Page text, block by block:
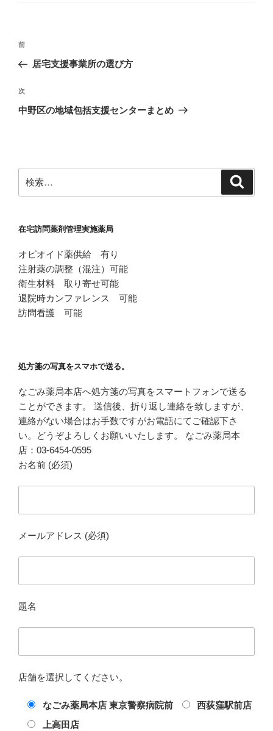
投
ナ
ビ
ゲ
ン
前
の
稿
前
居宅支援事業所の選び方
次
の
次
中野区の地域包括支援センターまとめ
索:
在宅訪問薬剤管理実施薬局
オピオイド薬供給 有り
注射薬の調整（混注）可能
衛生材料 取り寄せ可能
退院時カンファレンス 可能
訪問看護 可能
処方箋の写真をスマホで送る。
なごみ薬局本店へ処方箋の写真をスマートフォンで送る
ことができます。 送信後、折り返し連絡を致しますが、
連絡がない場合はお手数ですがお電話にてご確認下さ
い。どうぞよろしくお願いいたします。 なごみ薬局本
店：03-6454-0595
お名前 (必須)
メールアドレス (必須)
題名
店舗を選択してください。
なごみ薬局本店 東京警察病院前
西荻窪駅前店
上高田店